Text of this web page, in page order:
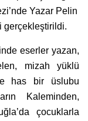
Yazar Pelin
gerçekleştirildi.
eserler yazan,
mizah yüklü
has bir üslubu
Kaleminden,
çocuklarla